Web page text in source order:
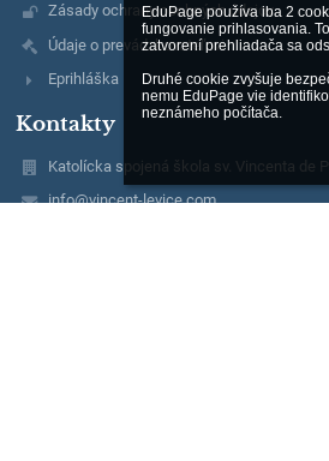
EduPage používa iba 2
fungovanie prihlasovania.
zatvorení prehliadača sa
Druhé cookie zvyšuje
nemu EduPage vie
neznámeho počítača.
Zásady ochrany osobných údajov
Údaje o prevádzkovateľovi
Eprihláška
Kontakty
Katolícka spojená škola sv. Vincenta de
info@vincent-levice.com